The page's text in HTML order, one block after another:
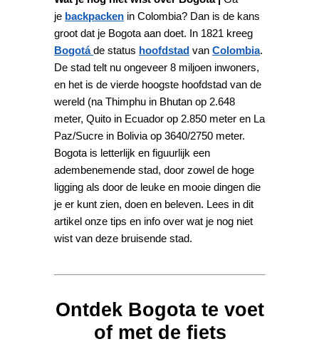
je backpacken in Colombia? Dan is de kans
groot dat je Bogota aan doet. In 1821 kreeg
Bogotáde status hoofdstad vanColombia.
De stad telt nu ongeveer 8 miljoen inwoners,
en het is de vierde hoogste hoofdstad van de
wereld (na Thimphu in Bhutan op 2.648
meter, Quito in Ecuador op 2.850 meter en La
Paz/Sucre in Bolivia op 3640/2750 meter.
Bogota is letterlijk en figuurlijk een
adembenemende stad, door zowel de hoge
ligging als door de leuke en mooie dingen die
je er kunt zien, doen en beleven. Lees in dit
artikel onze tips en info over wat je nog niet
wist van deze bruisende stad.
Ontdek Bogota te voet
of met de fiets